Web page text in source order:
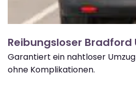
Reibungsloser Bradford
Garantiert ein nahtloser
ohne Komplikationen.